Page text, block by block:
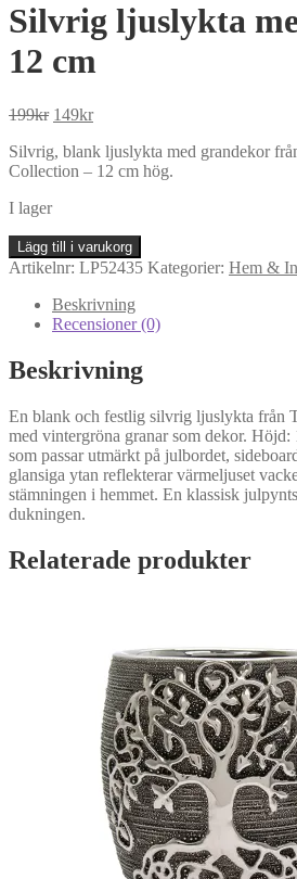
Silvrig ljuslykta
12 cm
199kr Det
priset
var:
149krDet
priset
är:
Silvrig, blank ljuslykta med grandekor
Collection – 12 cm hög.
I lager
Silvrig
ljuslykta
granar
cm
mängd
Lägg till i varukorg
Artikelnr: LP52435 Kategorier: Hem &
Beskrivning
Recensioner (0)
Beskrivning
En blank och festlig silvrig ljuslykta från
med vintergröna granar som dekor. Höjd:
som passar utmärkt på julbordet,
glansiga ytan reflekterar värmeljuset
stämningen i hemmet. En klassisk
dukningen.
Relaterade produkter